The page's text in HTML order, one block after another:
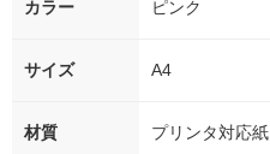
カラー ピンク
サイズ A4
材質 プリンタ対応紙